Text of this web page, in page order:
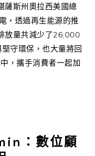
薩斯州奧拉西美國總
，透過再生能源的推
放量共減少了26,000
守環保，也大量將回
，攜手消費者一起加
：數位顧